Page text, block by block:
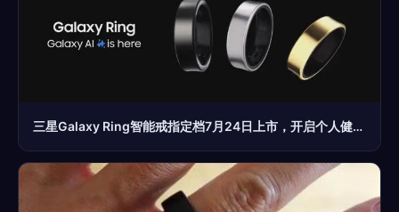
三星Galaxy Ring智能戒指定档7月24日上市，开启个人健康管理新维度